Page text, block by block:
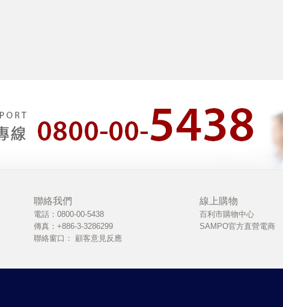
聯絡我們
電話：0800-00-5438
傳真：+886-3-3286299
聯絡窗口： 顧客意見反應
線上購物
百利市購物中心
SAMPO官方直營電商